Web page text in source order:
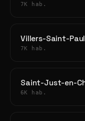
7K hab.
Villers-Saint-Paul
7K hab.
Saint-Just-en-
6K hab.